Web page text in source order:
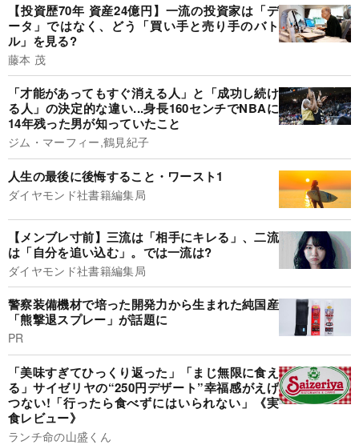
【投資歴70年 資産24億円】一流の投資家は「デ
ータ」ではなく、どう「買い手と売り手のバト
ル」を見る?
藤本 茂
「才能があってもすぐ消える人」と「成功し続け
る人」の決定的な違い...身長160センチでNBAに
14年残った男が知っていたこと
ジム・マーフィー,鶴見紀子
人生の最後に後悔すること・ワースト1
ダイヤモンド社書籍編集局
【メンブレ寸前】三流は「相手にキレる」、二流
は「自分を追い込む」。では一流は?
ダイヤモンド社書籍編集局
警察装備機材で培った開発力から生まれた純国産
「熊撃退スプレー」が話題に
PR
「美味すぎてひっくり返った」「まじ無限に食え
る」サイゼリヤの“250円デザート”幸福感がえげ
つない!「行ったら食べずにはいられない」《実
食レビュー》
ランチ命の山盛くん